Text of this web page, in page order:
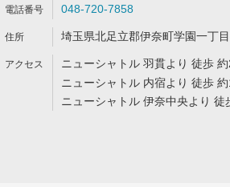
048-720-7858
埼玉県北足立郡伊奈町学園一丁
ニューシャトル 羽貫より 徒歩
ニューシャトル 内宿より 徒歩
ニューシャトル 伊奈中央より 徒